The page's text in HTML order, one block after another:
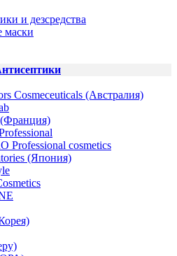
и дезсредства
маски
Cosmeceuticals (Австралия)
Professional cosmetics
(Япония)